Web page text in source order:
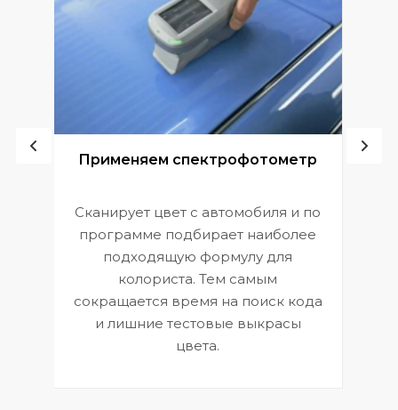
Применяем спектрофотометр
Сканирует цвет с автомобиля и по
программе подбирает наиболее
подходящую формулу для
колориста. Тем самым
сокращается время на поиск кода
и лишние тестовые выкрасы
цвета.